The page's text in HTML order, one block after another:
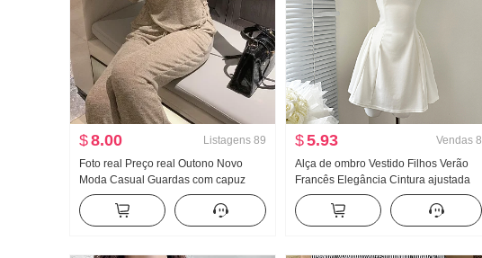
$8.00 Listagens 89
Foto real Preço real Outono Novo
Moda Casual Guardas com capuz
Guarda Calças Efeito emagrecedor
Conjunto Conjunto de esportes
Feminino Estilo
$5.93 Vendas 8
Alça de ombro Vestido Filhos Verão
Francês Elegância Cintura ajustada
Efeito emagrecedor Saia regata Saia
curta